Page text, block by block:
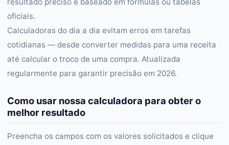
oficiais.
Calculadoras do dia a dia evitam erros em tarefas
cotidianas — desde converter medidas para uma receita
até calcular o troco de uma compra. Atualizada
regularmente para garantir precisão em 2026.
Como usar nossa calculadora para obter o
melhor resultado
Preencha os campos com os valores solicitados e clique